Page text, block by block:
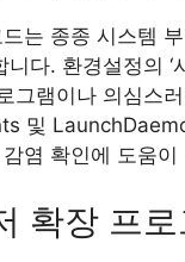
는 종종 시스템
니다. 환경설정의
그램이나 의심스
및
염 확인에 도움이
확장 프